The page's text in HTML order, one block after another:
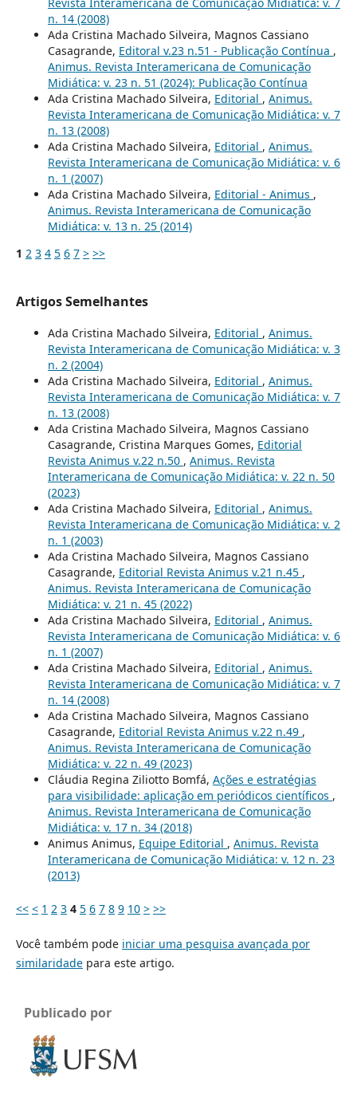
n. 14 (2008)
Ada Cristina Machado Silveira, Magnos Cassiano
Casagrande, Editoral v.23 n.51 - Publicação Contínua ,
Animus. Revista Interamericana de Comunicação
Midiática: v. 23 n. 51 (2024): Publicação Contínua
Ada Cristina Machado Silveira, Editorial , Animus.
Revista Interamericana de Comunicação Midiática: v. 7
n. 13 (2008)
Ada Cristina Machado Silveira, Editorial , Animus.
Revista Interamericana de Comunicação Midiática: v. 6
n. 1 (2007)
Ada Cristina Machado Silveira, Editorial - Animus ,
Animus. Revista Interamericana de Comunicação
Midiática: v. 13 n. 25 (2014)
1 2 3 4 5 6 7 > >>
Artigos Semelhantes
Ada Cristina Machado Silveira, Editorial , Animus.
Revista Interamericana de Comunicação Midiática: v. 3
n. 2 (2004)
Ada Cristina Machado Silveira, Editorial , Animus.
Revista Interamericana de Comunicação Midiática: v. 7
n. 13 (2008)
Ada Cristina Machado Silveira, Magnos Cassiano
Casagrande, Cristina Marques Gomes, Editorial
Revista Animus v.22 n.50 , Animus. Revista
Interamericana de Comunicação Midiática: v. 22 n. 50
(2023)
Ada Cristina Machado Silveira, Editorial , Animus.
Revista Interamericana de Comunicação Midiática: v. 2
n. 1 (2003)
Ada Cristina Machado Silveira, Magnos Cassiano
Casagrande, Editorial Revista Animus v.21 n.45 ,
Animus. Revista Interamericana de Comunicação
Midiática: v. 21 n. 45 (2022)
Ada Cristina Machado Silveira, Editorial , Animus.
Revista Interamericana de Comunicação Midiática: v. 6
n. 1 (2007)
Ada Cristina Machado Silveira, Editorial , Animus.
Revista Interamericana de Comunicação Midiática: v. 7
n. 14 (2008)
Ada Cristina Machado Silveira, Magnos Cassiano
Casagrande, Editorial Revista Animus v.22 n.49 ,
Animus. Revista Interamericana de Comunicação
Midiática: v. 22 n. 49 (2023)
Cláudia Regina Ziliotto Bomfá, Ações e estratégias
para visibilidade: aplicação em periódicos científicos ,
Animus. Revista Interamericana de Comunicação
Midiática: v. 17 n. 34 (2018)
Animus Animus, Equipe Editorial , Animus. Revista
Interamericana de Comunicação Midiática: v. 12 n. 23
(2013)
<< < 1 2 3 4 5 6 7 8 9 10 > >>
Você também pode iniciar uma pesquisa avançada por
similaridadepara este artigo.
Publicado por